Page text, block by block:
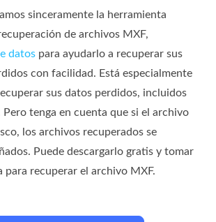
sinceramente la herramienta
de archivos MXF,
datos para ayudarlo a recuperar sus
con facilidad. Está especialmente
sus datos perdidos, incluidos
Pero tenga en cuenta que si el archivo
los archivos recuperados se
Puede descargarlo gratis y tomar
para recuperar el archivo MXF.